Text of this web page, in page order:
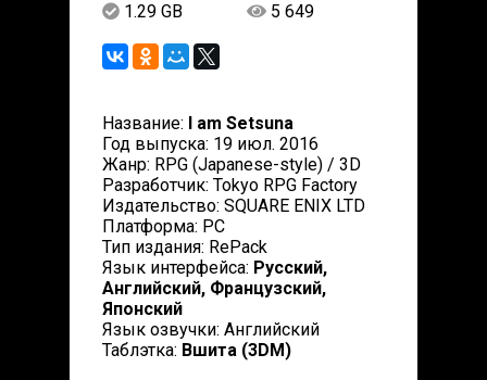
1.29 GB 5 649
Название: I am Setsuna
Год выпуска: 19 июл. 2016
Жанр: RPG (Japanese-style) / 3D
Разработчик: Tokyo RPG Factory
Издательство: SQUARE ENIX LTD
Платформа: РС
Тип издания: RePack
Язык интерфейса: Русский,
Английский, Французский,
Японский
Язык озвучки: Английский
Таблэтка: Вшита (3DM)